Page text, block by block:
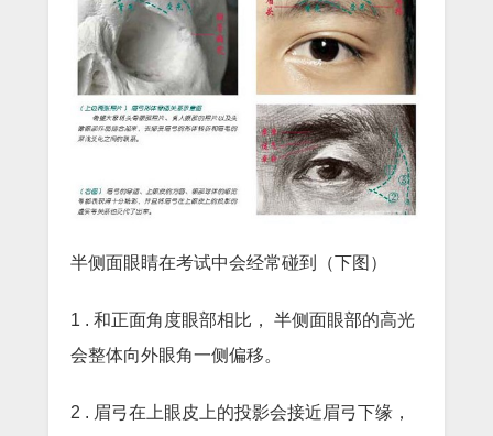
半侧面眼睛在考试中会经常碰到（下图）
1 . 和正面角度眼部相比， 半侧面眼部的高光
会整体向外眼角一侧偏移。
2 . 眉弓在上眼皮上的投影会接近眉弓下缘，